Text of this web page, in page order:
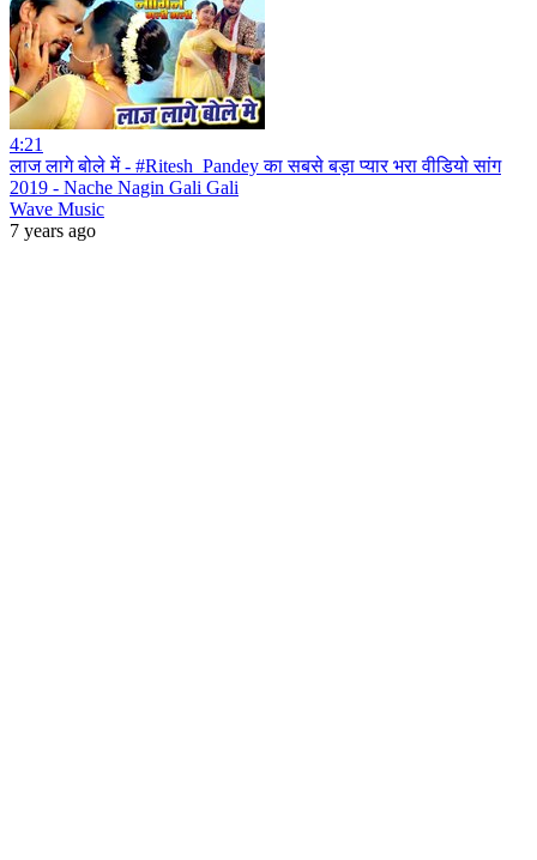
4:21
लाज लागे बोले में - #Ritesh_Pandey का सबसे बड़ा प्यार भरा वीडियो सांग
2019 - Nache Nagin Gali Gali
Wave Music
7 years ago